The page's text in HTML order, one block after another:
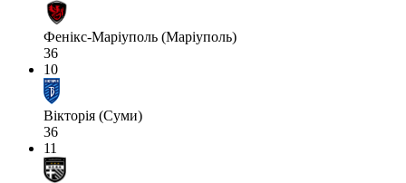
Фенікс-Маріуполь (Маріуполь)
36
10
Вікторія (Суми)
36
11